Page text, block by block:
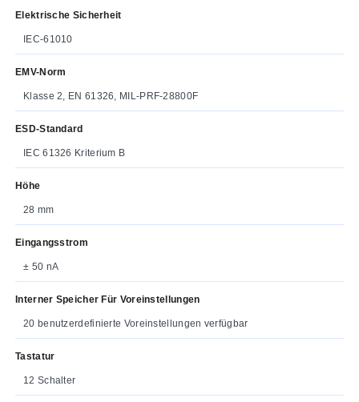
Elektrische Sicherheit
IEC-61010
EMV-Norm
Klasse 2, EN 61326, MIL-PRF-28800F
ESD-Standard
IEC 61326 Kriterium B
Höhe
28 mm
Eingangsstrom
± 50 nA
Interner Speicher Für Voreinstellungen
20 benutzerdefinierte Voreinstellungen verfügbar
Tastatur
12 Schalter